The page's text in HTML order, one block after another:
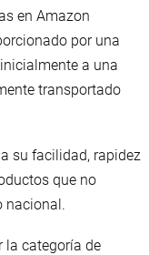
en Amazon
por una
a una
transportado
su facilidad, rapidez
que no
nacional.
la categoría de